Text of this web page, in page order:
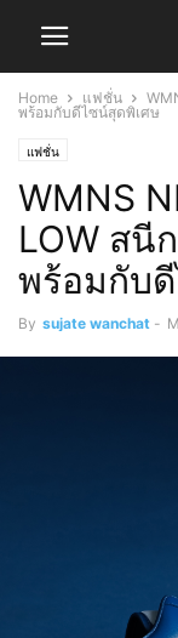
Home แฟชั่น
พร้อมกับดีไซน์สุดพิเศษ
แฟชั่น
WMNS
LOW สนี
พร้อมกับ
By sujate wanchat -